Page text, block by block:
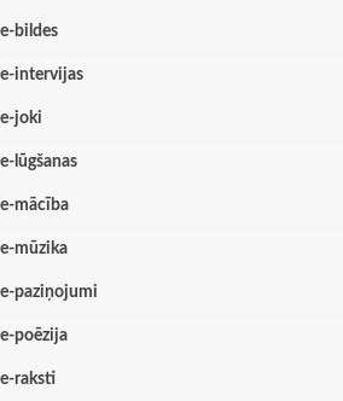
e-bildes
e-intervijas
e-joki
e-lūgšanas
e-mācība
e-mūzika
e-paziņojumi
e-poēzija
e-raksti